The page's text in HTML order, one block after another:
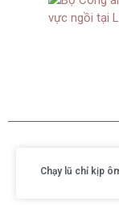
Chạy lũ chỉ kịp